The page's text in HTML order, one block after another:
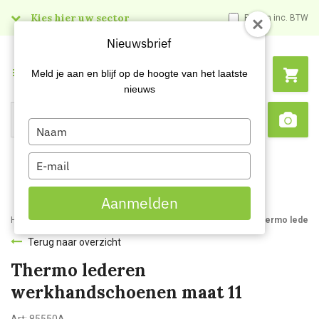
Kies hier uw sector Prijzen inc. BTW
Search
Menu
Home Webshop Handbescherming Werkhandschoenen Thermo
Terug naar overzicht
Thermo lederen
werkhandschoenen maat 11
Nieuwsbrief
Meld je aan en blijf op de hoogte van het laatste
nieuws
Type
your
name
Type
your
email
Aanmelden